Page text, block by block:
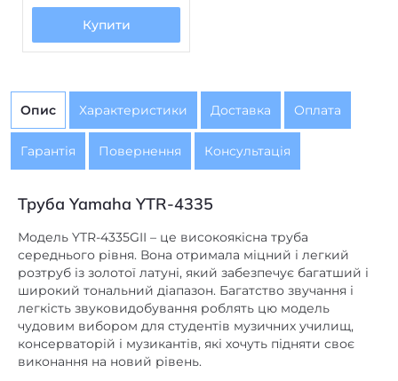
Купити
Опис Характеристики Доставка Оплата
Гарантія Повернення Консультація
Труба Yamaha YTR-4335
Модель YTR-4335GII – це високоякісна труба
середнього рівня. Вона отримала міцний і легкий
розтруб із золотої латуні, який забезпечує багатший і
широкий тональний діапазон. Багатство звучання і
легкість звуковидобування роблять цю модель
чудовим вибором для студентів музичних училищ,
консерваторій і музикантів, які хочуть підняти своє
виконання на новий рівень.